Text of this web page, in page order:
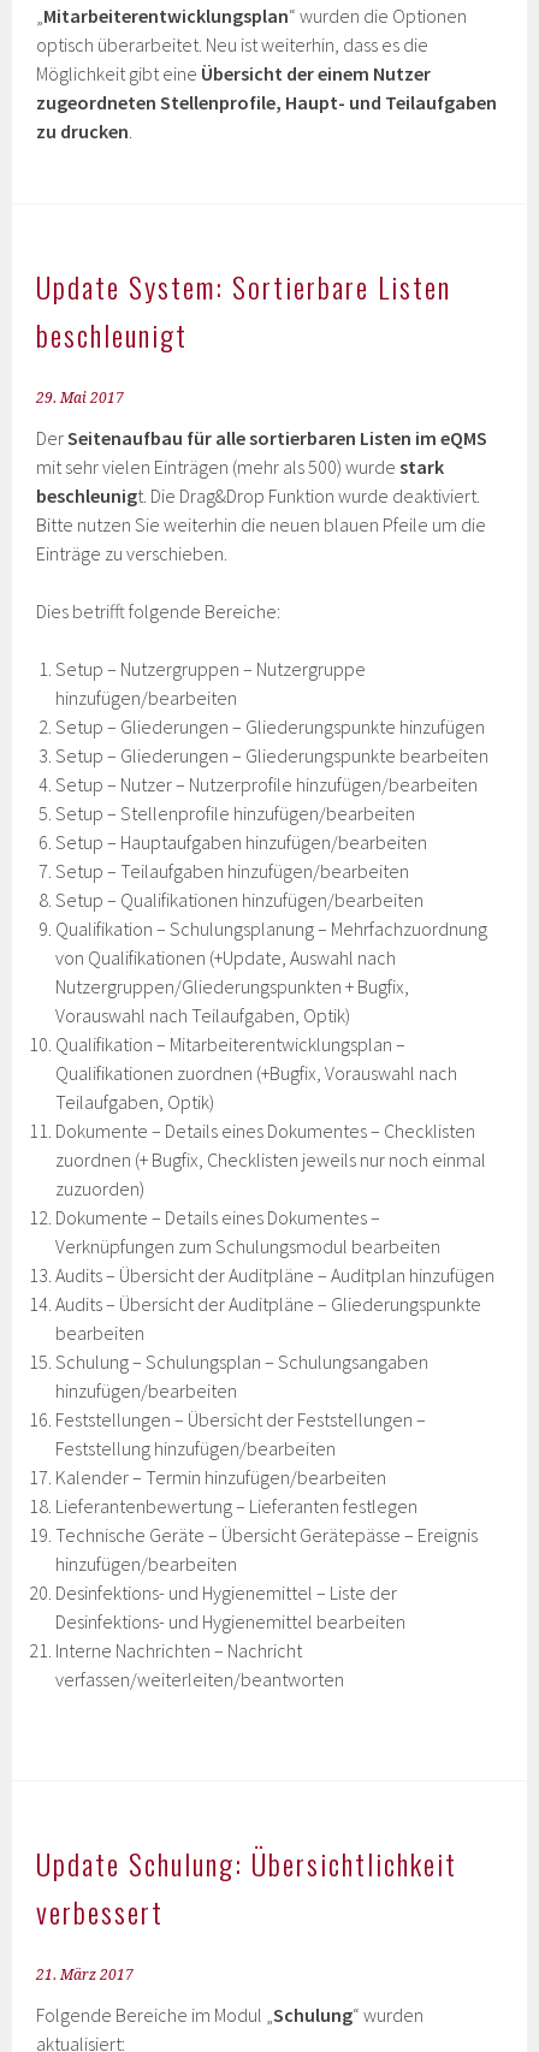
„Mitarbeiterentwicklungsplan“ wurden die Optionen
optisch überarbeitet. Neu ist weiterhin, dass es die
Möglichkeit gibt eine Übersicht der einem Nutzer
zugeordneten Stellenprofile, Haupt- und Teilaufgaben
zu drucken.
Update System: Sortierbare Listen
beschleunigt
29. Mai 2017
DerSeitenaufbau für alle sortierbaren Listen im eQMS
mit sehr vielen Einträgen (mehr als 500) wurdestark
beschleunigt. Die Drag&Drop Funktion wurde deaktiviert.
Bitte nutzen Sie weiterhin die neuen blauen Pfeile um die
Einträge zu verschieben.
Dies betrifft folgende Bereiche:
Setup – Nutzergruppen – Nutzergruppe
hinzufügen/bearbeiten
Setup – Gliederungen – Gliederungspunkte hinzufügen
Setup – Gliederungen – Gliederungspunkte bearbeiten
Setup – Nutzer – Nutzerprofile hinzufügen/bearbeiten
Setup – Stellenprofile hinzufügen/bearbeiten
Setup – Hauptaufgaben hinzufügen/bearbeiten
Setup – Teilaufgaben hinzufügen/bearbeiten
Setup – Qualifikationen hinzufügen/bearbeiten
Qualifikation – Schulungsplanung – Mehrfachzuordnung
von Qualifikationen (+Update, Auswahl nach
Nutzergruppen/Gliederungspunkten + Bugfix,
Vorauswahl nach Teilaufgaben, Optik)
Qualifikation – Mitarbeiterentwicklungsplan –
Qualifikationen zuordnen (+Bugfix, Vorauswahl nach
Teilaufgaben, Optik)
Dokumente – Details eines Dokumentes – Checklisten
zuordnen (+ Bugfix, Checklisten jeweils nur noch einmal
zuzuorden)
Dokumente – Details eines Dokumentes –
Verknüpfungen zum Schulungsmodul bearbeiten
Audits – Übersicht der Auditpläne – Auditplan hinzufügen
Audits – Übersicht der Auditpläne – Gliederungspunkte
bearbeiten
Schulung – Schulungsplan – Schulungsangaben
hinzufügen/bearbeiten
Feststellungen – Übersicht der Feststellungen –
Feststellung hinzufügen/bearbeiten
Kalender – Termin hinzufügen/bearbeiten
Lieferantenbewertung – Lieferanten festlegen
Technische Geräte – Übersicht Gerätepässe – Ereignis
hinzufügen/bearbeiten
Desinfektions- und Hygienemittel – Liste der
Desinfektions- und Hygienemittel bearbeiten
Interne Nachrichten – Nachricht
verfassen/weiterleiten/beantworten
Update Schulung: Übersichtlichkeit
verbessert
21. März 2017
Folgende Bereiche im Modul „Schulung“ wurden
aktualisiert: